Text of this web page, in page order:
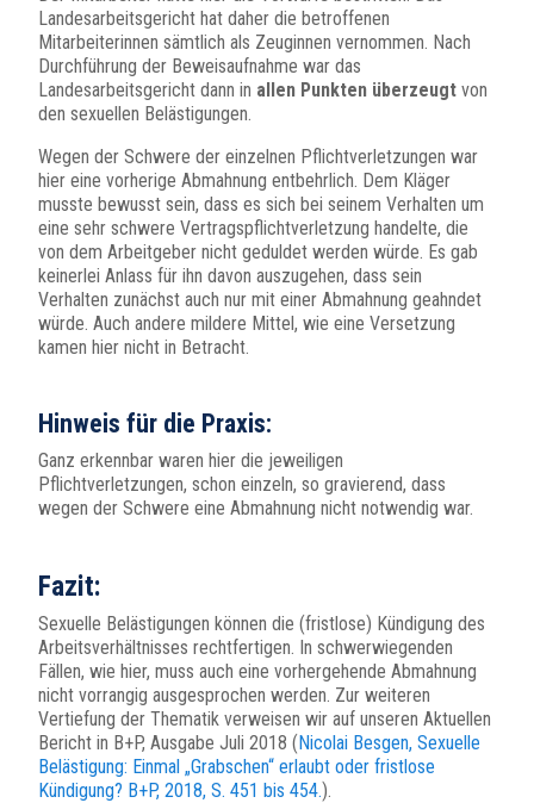
Landesarbeitsgericht hat daher die betroffenen
Mitarbeiterinnen sämtlich als Zeuginnen vernommen. Nach
Durchführung der Beweisaufnahme war das
Landesarbeitsgericht dann in allen Punkten überzeugt von
den sexuellen Belästigungen.
Wegen der Schwere der einzelnen Pflichtverletzungen war
hier eine vorherige Abmahnung entbehrlich. Dem Kläger
musste bewusst sein, dass es sich bei seinem Verhalten um
eine sehr schwere Vertragspflichtverletzung handelte, die
von dem Arbeitgeber nicht geduldet werden würde. Es gab
keinerlei Anlass für ihn davon auszugehen, dass sein
Verhalten zunächst auch nur mit einer Abmahnung geahndet
würde. Auch andere mildere Mittel, wie eine Versetzung
kamen hier nicht in Betracht.
Hinweis für die Praxis:
Ganz erkennbar waren hier die jeweiligen
Pflichtverletzungen, schon einzeln, so gravierend, dass
wegen der Schwere eine Abmahnung nicht notwendig war.
Fazit:
Sexuelle Belästigungen können die (fristlose) Kündigung des
Arbeitsverhältnisses rechtfertigen. In schwerwiegenden
Fällen, wie hier, muss auch eine vorhergehende Abmahnung
nicht vorrangig ausgesprochen werden. Zur weiteren
Vertiefung der Thematik verweisen wir auf unseren Aktuellen
Bericht in B+P, Ausgabe Juli 2018 (Nicolai Besgen, Sexuelle
Belästigung: Einmal „Grabschen“ erlaubt oder fristlose
Kündigung? B+P, 2018, S. 451 bis 454.).